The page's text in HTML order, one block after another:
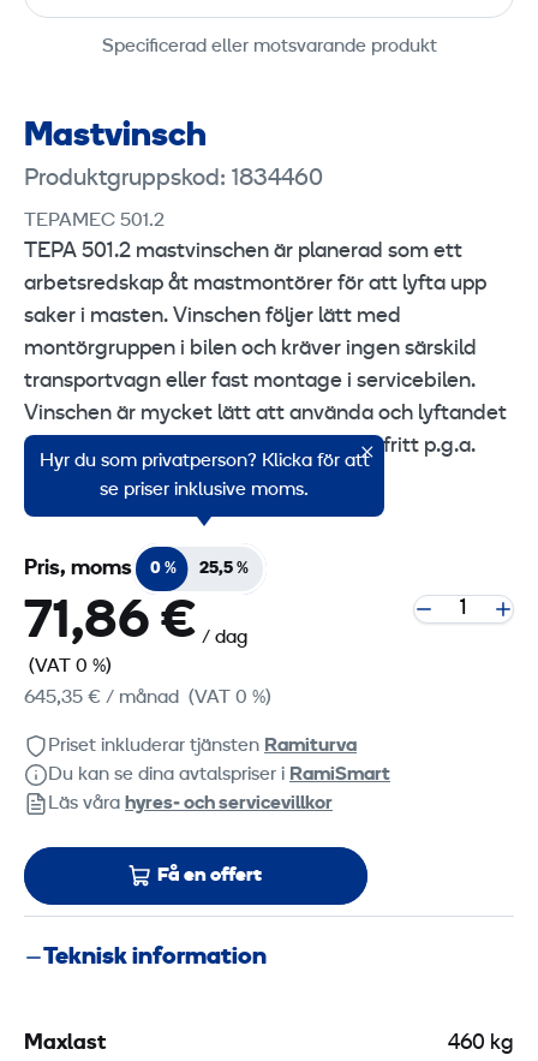
Specificerad eller motsvarande produkt
Mastvinsch
Produktgruppskod: 1834460
TEPAMEC 501.2
TEPA 501.2 mastvinschen är planerad som ett
arbetsredskap åt mastmontörer för att lyfta upp
saker i masten. Vinschen följer lätt med
montörgruppen i bilen och kräver ingen särskild
transportvagn eller fast montage i servicebilen.
Vinschen är mycket lätt att använda och lyftandet
eller sänkandet av bördan är problemfritt p.g.a.
Hyr du som privatperson? Klicka för att
se priser inklusive moms.
Pris, moms 0 % 25,5 %
71,86 € / dag
(VAT 0 %)
645,35 € / månad (VAT 0 %)
Priset inkluderar tjänsten Ramiturva
Du kan se dina avtalspriser i RamiSmart
Läs våra hyres‑ och servicevillkor
Få en offert
Teknisk information
Maxlast 460 kg